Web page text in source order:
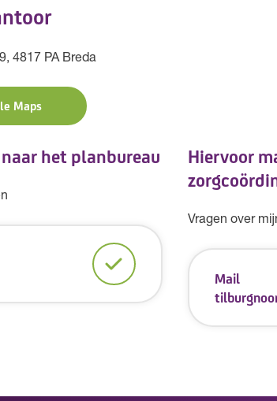
4817 PA Breda
Maps
het planbureau
Hiervoor
Vragen over
Mail